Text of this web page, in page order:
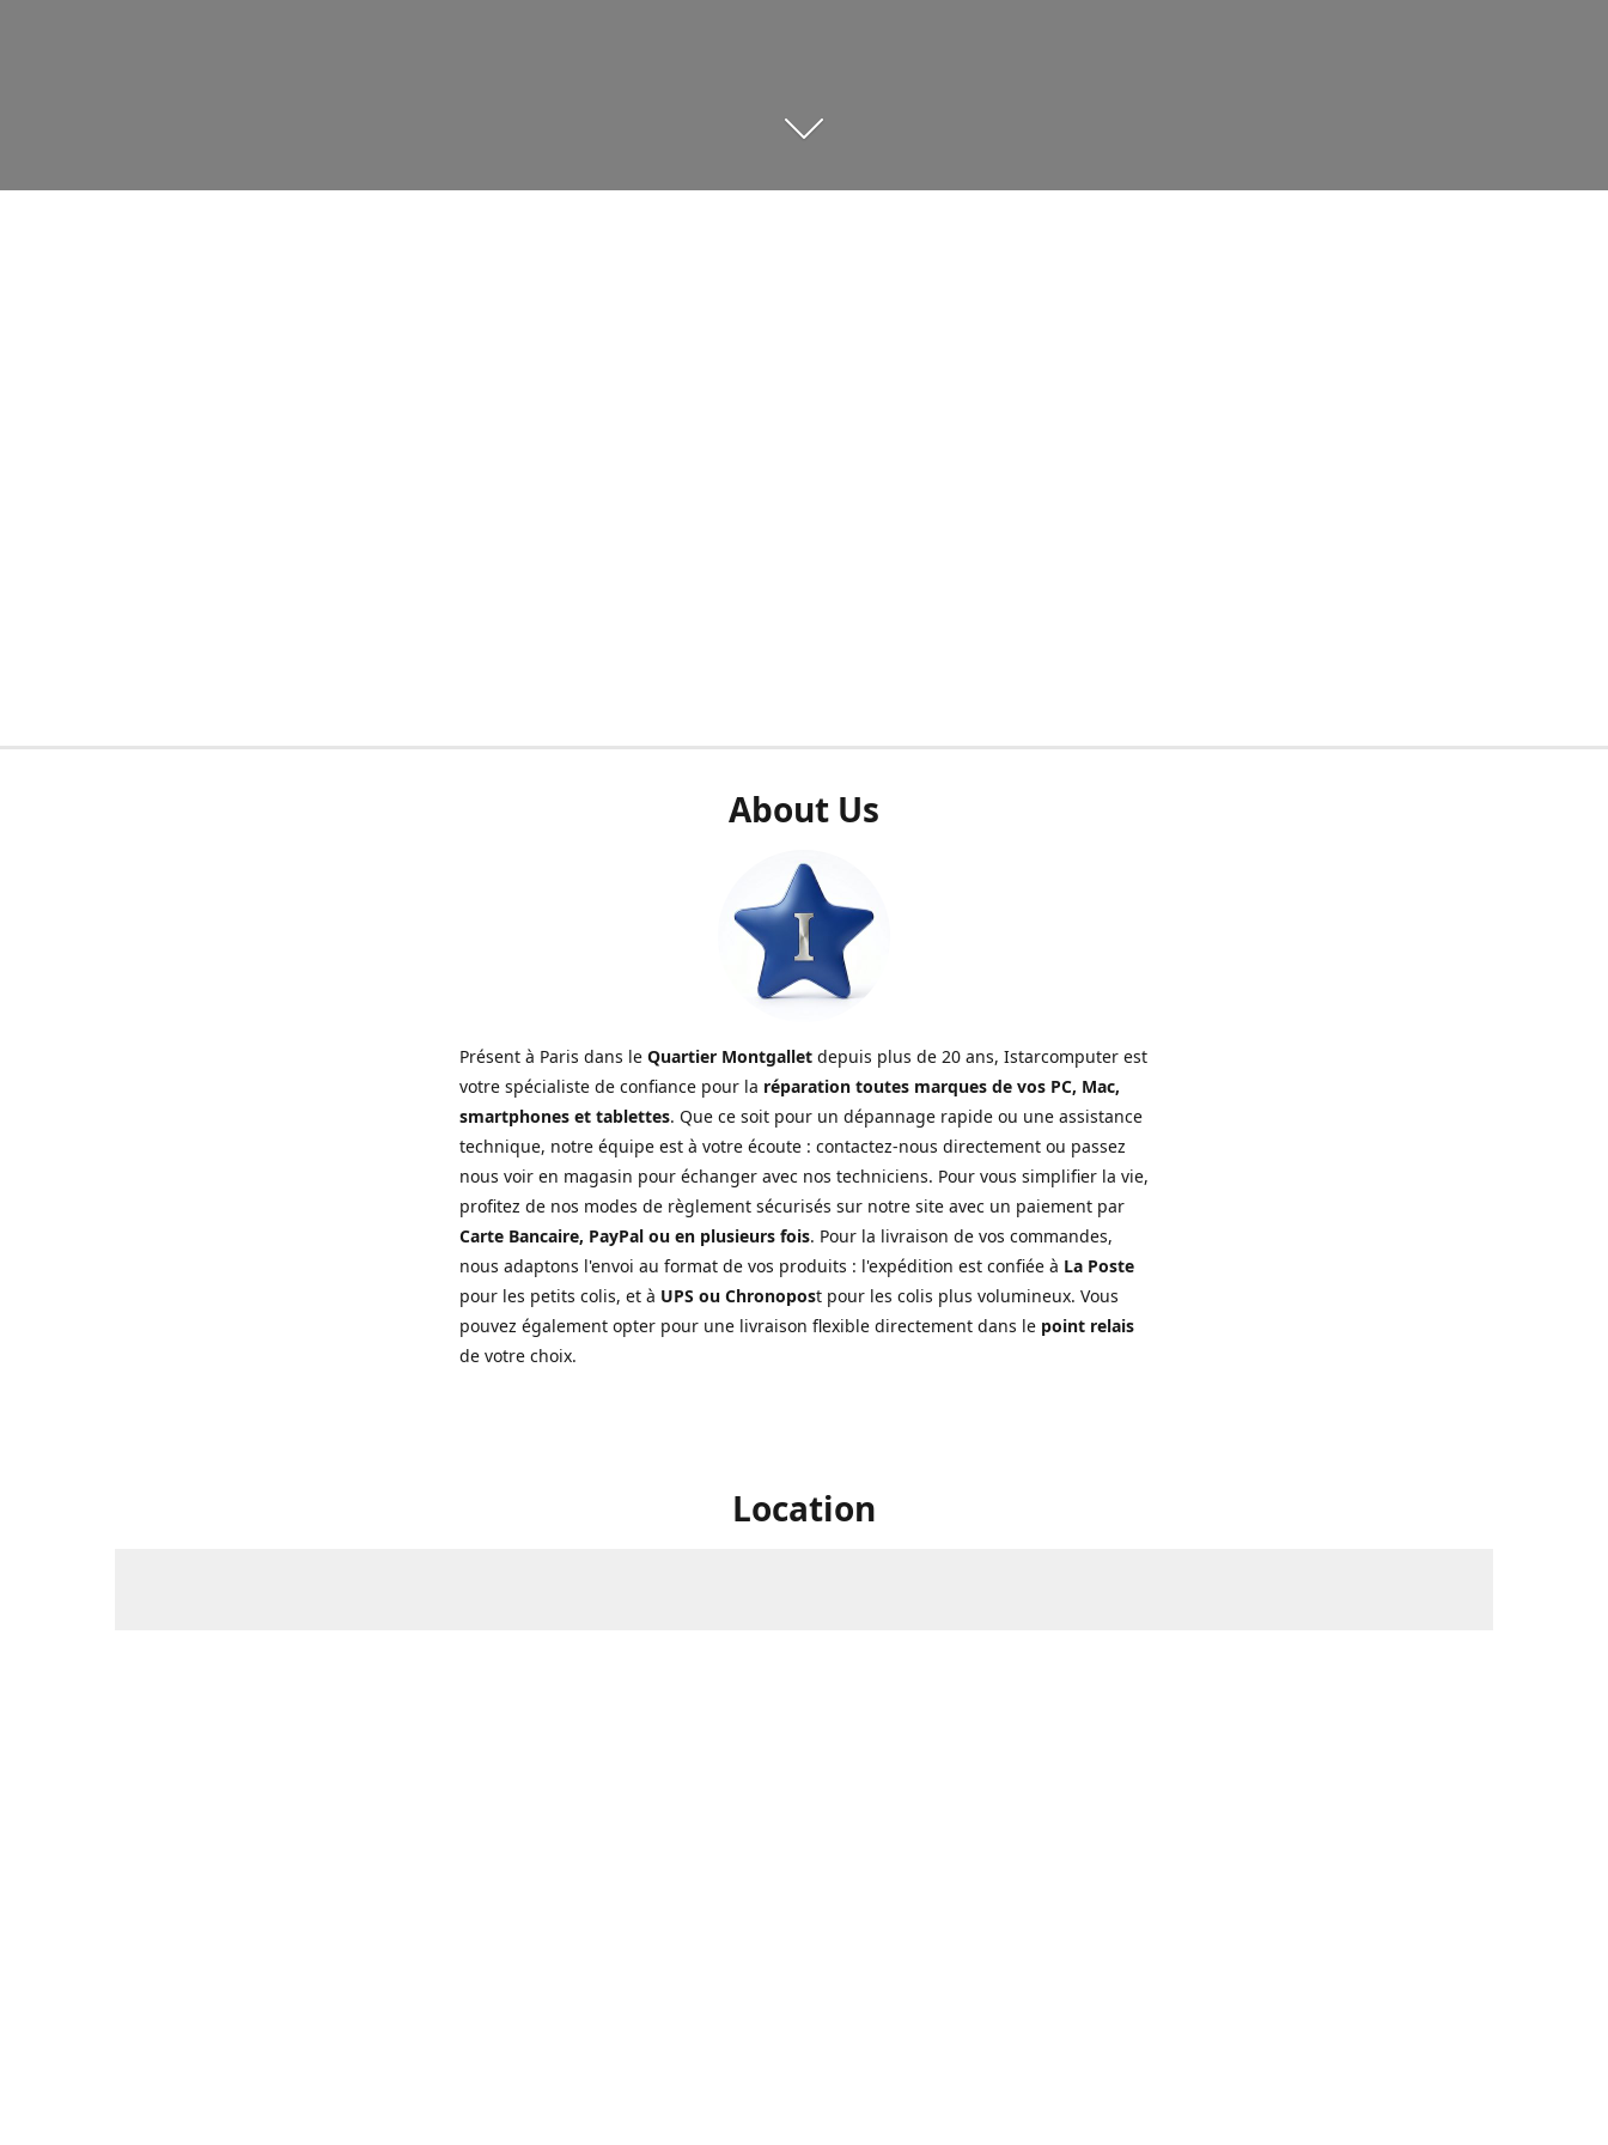
About Us
Présent à Paris dans le Quartier Montgallet depuis plus de 20 ans, Istarcomputer est
votre spécialiste de confiance pour la réparation toutes marques de vos PC, Mac,
smartphones et tablettes. Que ce soit pour un dépannage rapide ou une assistance
technique, notre équipe est à votre écoute : contactez-nous directement ou passez
nous voir en magasin pour échanger avec nos techniciens. Pour vous simplifier la vie,
profitez de nos modes de règlement sécurisés sur notre site avec un paiement par
Carte Bancaire, PayPal ou en plusieurs fois. Pour la livraison de vos commandes,
nous adaptons l'envoi au format de vos produits : l'expédition est confiée à La Poste
pour les petits colis, et à UPS ou Chronopost pour les colis plus volumineux. Vous
pouvez également opter pour une livraison flexible directement dans le point relais
de votre choix.
Location